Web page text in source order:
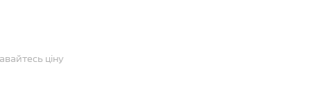
ціну